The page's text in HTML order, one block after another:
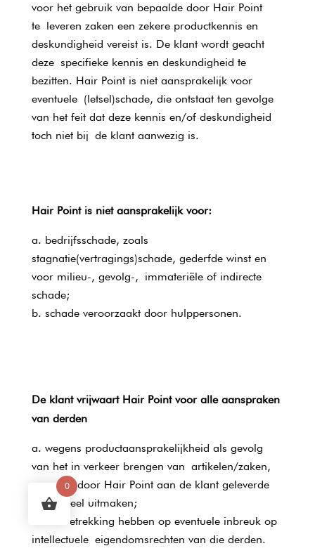
voor het gebruik van bepaalde door Hair Point
te leveren zaken een zekere productkennis en
deskundigheid vereist is. De klant wordt geacht
deze specifieke kennis en deskundigheid te
bezitten. Hair Point is niet aansprakelijk voor
eventuele (letsel)schade, die ontstaat ten gevolge
van het feit dat deze kennis en/of deskundigheid
toch niet bij de klant aanwezig is.
Hair Point is niet aansprakelijk voor:
bedrijfsschade, zoals
stagnatie(vertragings)schade, gederfde winst en
voor milieu-, gevolg-, immateriële of indirecte
schade;
schade veroorzaakt door hulppersonen.
De klant vrijwaart Hair Point voor alle aanspraken
van derden
wegens productaansprakelijkheid als gevolg
van het in verkeer brengen van artikelen/zaken,
waarvan door Hair Point aan de klant geleverde
zaken deel uitmaken;
die betrekking hebben op eventuele inbreuk op
intellectuele eigendomsrechten van die derden.
0